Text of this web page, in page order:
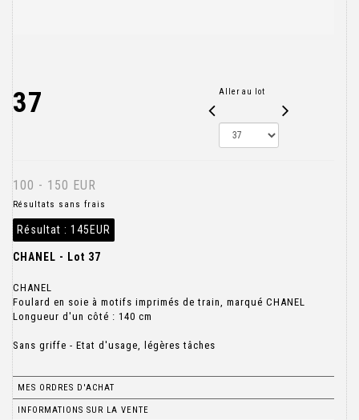
37 Aller au lot
100 - 150 EUR
Résultats sans frais
Résultat : 145EUR
CHANEL - Lot 37
CHANEL
Foulard en soie à motifs imprimés de train, marqué CHANEL
Longueur d'un côté : 140 cm
Sans griffe - Etat d'usage, légères tâches
MES ORDRES D'ACHAT
INFORMATIONS SUR LA VENTE